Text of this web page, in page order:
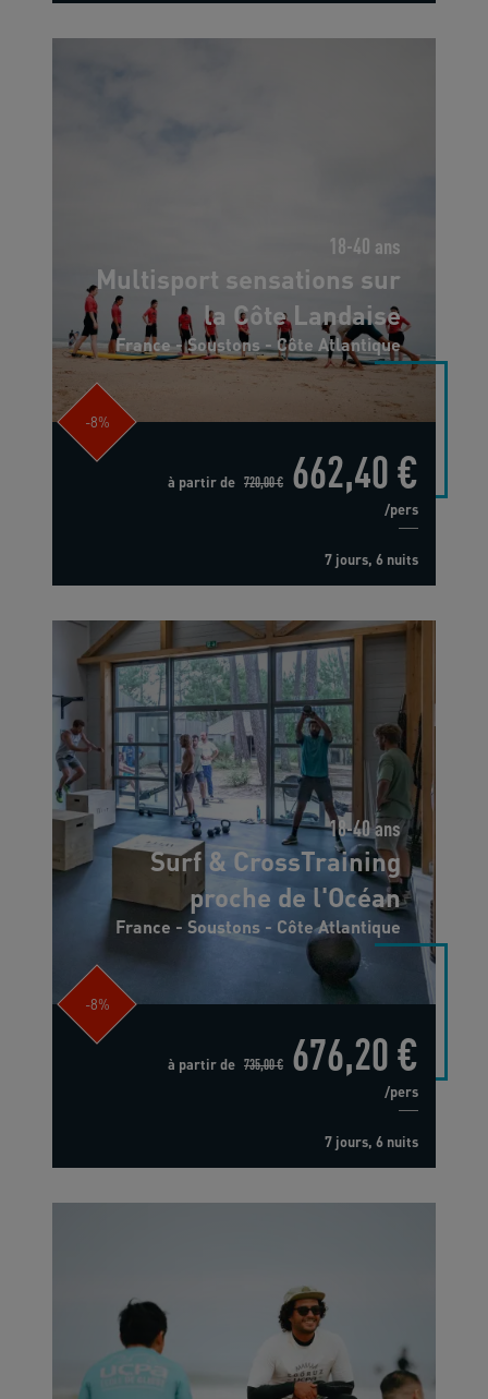
18-40 ans
Multisport sensations sur
la Côte Landaise
France - Soustons - Côte Atlantique
-8%
à partir de 720,00 € 662,40 €
/pers
7 jours, 6 nuits
18-40 ans
Surf & CrossTraining
proche de l'Océan
France - Soustons - Côte Atlantique
-8%
à partir de 735,00 € 676,20 €
/pers
7 jours, 6 nuits